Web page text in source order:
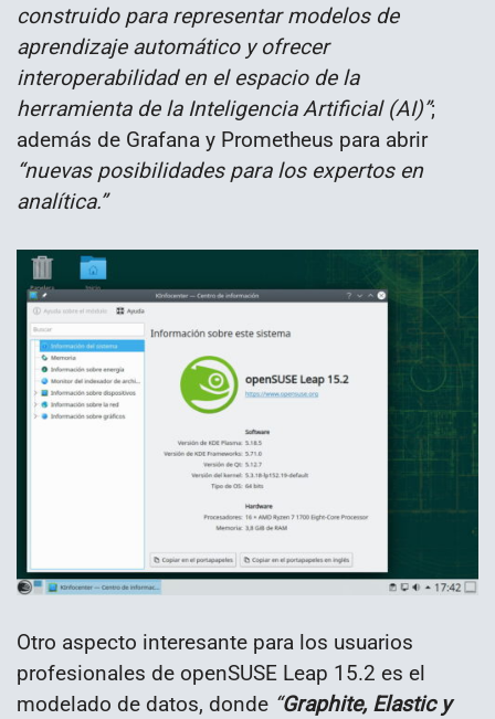
construido para representar modelos de
aprendizaje automático y ofrecer
interoperabilidad en el espacio de la
herramienta de la Inteligencia Artificial (AI)”;
además de Grafana y Prometheus para abrir
“nuevas posibilidades para los expertos en
analítica.”
Otro aspecto interesante para los usuarios
profesionales de openSUSE Leap 15.2 es el
modelado de datos, donde “Graphite, Elastic y